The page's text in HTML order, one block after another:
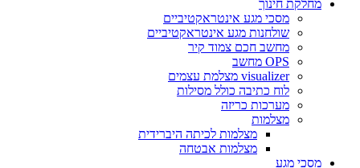
מחלקת חינוך
מסכי מגע אינטראקטיביים
שולחנות מגע אינטראקטיביים
מחשב חכם צמוד קיר
OPS מחשב
visualizer מצלמת עצמים
לוח כתיבה כולל מסילות
מערכות כריזה
מצלמות
מצלמות לכיתה היברידית
מצלמות אבטחה
מסכי מגע